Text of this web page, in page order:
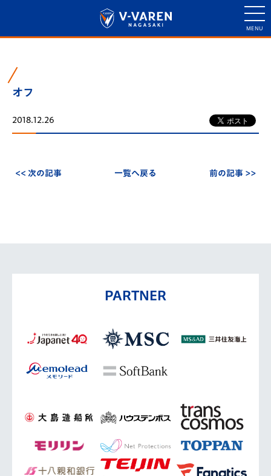
オフ
2018.12.26
<< 次の記事 一覧へ戻る 前の記事 >>
PARTNER